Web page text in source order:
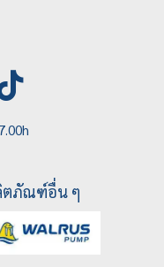
ตภัณฑ์อื่น ๆ